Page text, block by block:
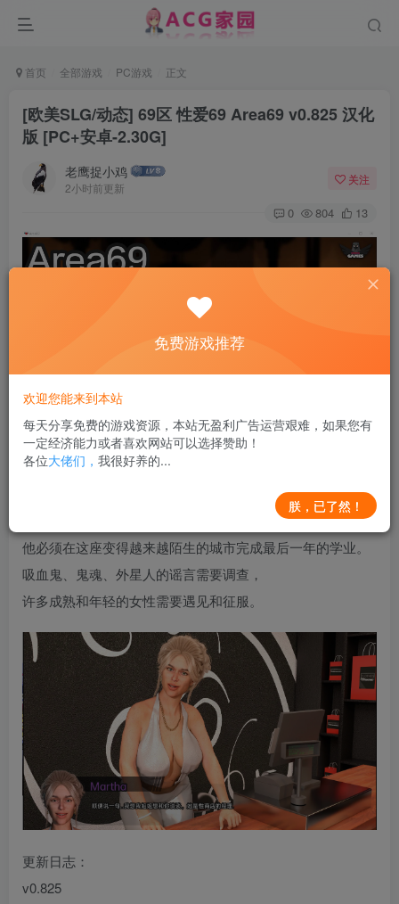
首页 全部游戏 PC游戏 正文
[欧美SLG/动态] 69区 性爱69 Area69 v0.825 汉化
版 [PC+安卓-2.30G]
老鹰捉小鸡
2小时前更新
关注
0 804 13
游戏介绍：
由于父母出差，一名年轻人发现自己与母亲最好的朋友住在
他必须在这座变得越来越陌生的城市完成最后一年的学业。
吸血鬼、鬼魂、外星人的谣言需要调查，
许多成熟和年轻的女性需要遇见和征服。
更新日志：
v0.825
免费游戏推荐
欢迎您能来到本站
每天分享免费的游戏资源，本站无盈利广告运营艰难，如果您有
一定经济能力或者喜欢网站可以选择赞助！
各位大佬们， 我很好养的...
朕，已了然！